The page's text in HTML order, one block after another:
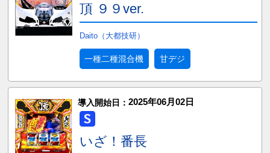
頂 ９９ver.
Daito（大都技研）
一種二種混合機 甘デジ
導入開始日： 2025年06月02日
いざ！番長